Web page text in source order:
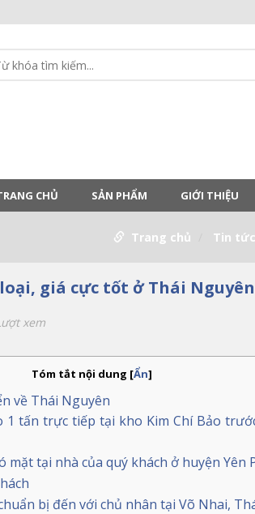
CHỦ SẢN PHẨM GIỚI THIỆU
Trang chủ Tin tức
giá cực tốt ở Thái Nguyên
xem
Tóm tắt nội dung [Ẩn]
về Thái Nguyên
1 tấn trực tiếp tại kho Kim Chí Bảo
mặt tại nhà của quý khách ở huyện Yên
bị đến với chủ nhân tại Võ Nhai,